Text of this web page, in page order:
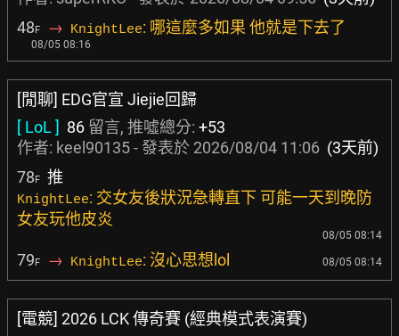
48F → KnightLee: 哪這麼多如果 他就是下去了
08/05 08:16
[閒聊] EDG官宣 Jiejie回歸
[ LoL ] 86 留言, 推噓總分: +53
作者: keel90135- 發表於 2026/08/04 11:06 (3天前)
78F 推
KnightLee: 交女友後狀況急轉直下 可能一天到晚防
女友玩他皮炎
08/05 08:14
79F → KnightLee: 沒心思想lol 08/05 08:14
[電競] 2026 LCK 傳奇賽 (經典模式表演賽)